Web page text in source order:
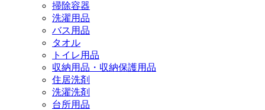
掃除容器
洗濯用品
バス用品
タオル
トイレ用品
収納用品・収納保護用品
住居洗剤
洗濯洗剤
台所用品